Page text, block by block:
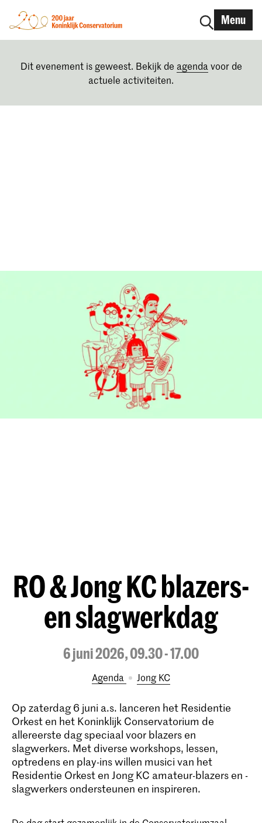
Menu
Dit evenement is geweest. Bekijk de agenda voor de
actuele activiteiten.
RO & Jong KC blazers-
en slagwerkdag
6 juni 2026, 09.30 - 17.00
Agenda Jong KC
Op zaterdag 6 juni a.s. lanceren het Residentie
Orkest en het Koninklijk Conservatorium de
allereerste dag speciaal voor blazers en
slagwerkers. Met diverse workshops, lessen,
optredens en play-ins willen musici van het
Residentie Orkest en Jong KC amateur-blazers en -
slagwerkers ondersteunen en inspireren.